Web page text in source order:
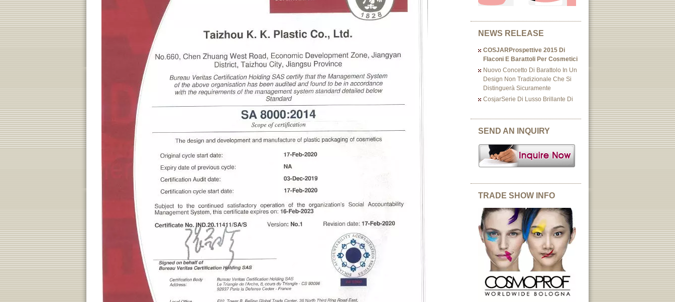
NEWS RELEASE
COSJARProspettive 2015 Di
Flaconi E Barattoli Per Cosmetici
Nuovo Concetto Di Barattolo In Un
Design Non Tradizionale Che Si
Distinguerà Sicuramente
CosjarSerie Di Lusso Brillante Di
SEND AN INQUIRY
TRADE SHOW INFO